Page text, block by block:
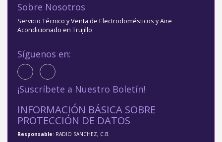
Sobre Nosotros
Servicio Técnico y Venta de Electrodomésticos y Aire
Acondicionado en Trujillo
Síguenos en:
¡Suscríbete a Nuestro Boletín!
INFORMACIÓN BÁSICA SOBRE
PROTECCIÓN DE DATOS
Responsable: RADIO SANCHEZ, C.B.